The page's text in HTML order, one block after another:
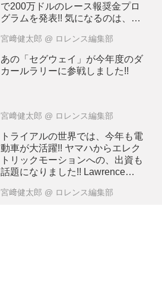
で200万ドルのレース報奨金プロ
グラムを発表!! 気になるのは、日
すが・・・？
宮﨑健太郎 @ ロレンス編集部
あの「セグウェイ」が今年度のダ
カールラリーに参戦しました!!
宮﨑健太郎 @ ロレンス編集部
トライアルの世界では、今年も電
動車が大活躍!! ヤマハからエレク
トリックモーションへの、出資も
話題になりました!! Lawrenceが
宮﨑健太郎 @ ロレンス編集部